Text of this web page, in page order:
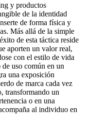
y productos
de la identidad
de forma física y
Más allá de la simple
de esta táctica reside
aporten un valor real,
con el estilo de vida
uso común en un
una exposición
de marca cada vez
transformando un
o en una
al individuo en